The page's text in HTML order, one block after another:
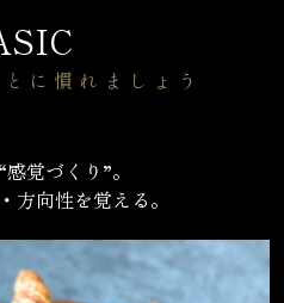
に慣れましょう
覚づくり”。
方向性を覚える。